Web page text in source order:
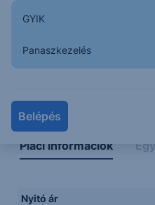
GYIK
Panaszkezelés
Belépés
Napon belüli Historikus
Piaci információk
Nyitó ár